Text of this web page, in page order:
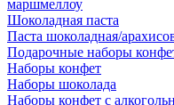
маршмеллоу
Шоколадная паста
Паста шоколадная/
Подарочные наборы
Наборы конфет
Наборы шоколада
Наборы конфет с